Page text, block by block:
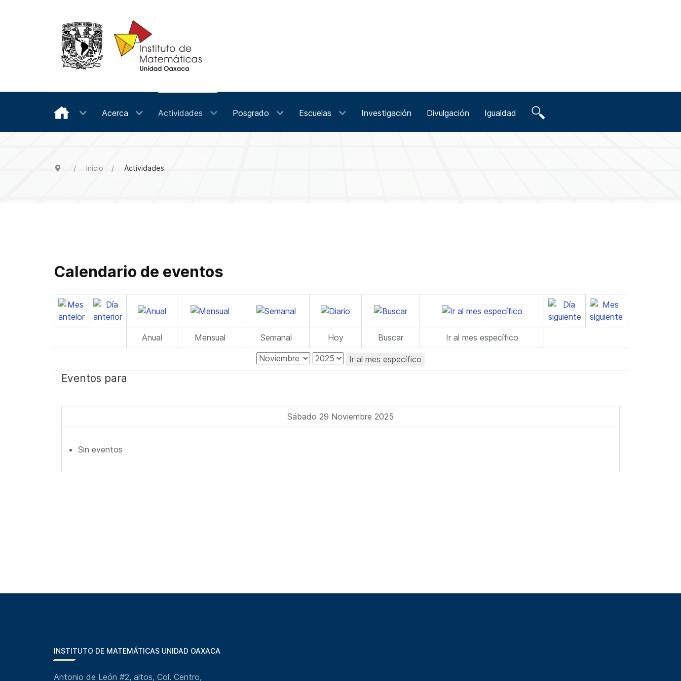
Acerca Actividades Posgrado Escuelas Investigación Divulgación Igualdad
Inicio Actividades
Calendario de eventos
Anual Mensual Semanal Hoy Buscar Ir al mes específico
Ir al mes específico
Eventos para
Sábado 29 Noviembre 2025
Sin eventos
INSTITUTO DE MATEMÁTICAS UNIDAD OAXACA
Antonio de León #2, altos, Col. Centro,